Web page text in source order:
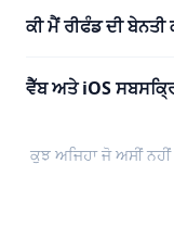
ਕੀ ਮੈਂ ਰੀਫੰਡ ਦੀ
ਵੈੱਬ ਅਤੇ iOS
ਕੁਝ ਅਜਿਹਾ ਜੋ ਅਸੀਂ